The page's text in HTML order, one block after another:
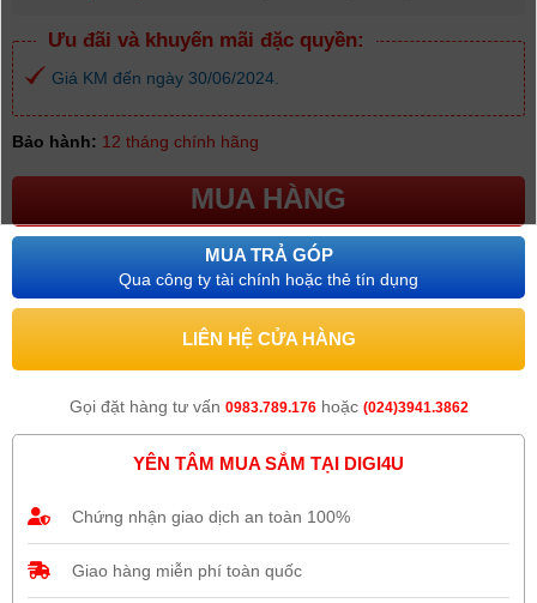
Ưu đãi và khuyến mãi đặc quyền:
Giá KM đến ngày 30/06/2024.
Bảo hành: 12 tháng chính hãng
MUA HÀNG
MUA TRẢ GÓP
Qua công ty tài chính hoặc thẻ tín dụng
LIÊN HỆ CỬA HÀNG
Gọi đặt hàng tư vấn 0983.789.176hoặc (024)3941.3862
YÊN TÂM MUA SẮM TẠI DIGI4U
Chứng nhận giao dịch an toàn 100%
Giao hàng miễn phí toàn quốc